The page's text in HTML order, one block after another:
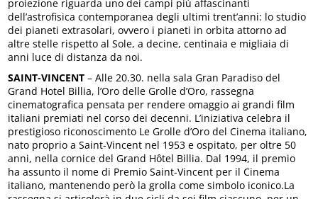
proiezione riguarda uno dei campi più affascinanti
dell’astrofisica contemporanea degli ultimi trent’anni: lo studio
dei pianeti extrasolari, ovvero i pianeti in orbita attorno ad
altre stelle rispetto al Sole, a decine, centinaia e migliaia di
anni luce di distanza da noi.
SAINT-VINCENT – Alle 20.30. nella sala Gran Paradiso del
Grand Hotel Billia, l’Oro delle Grolle d’Oro, rassegna
cinematografica pensata per rendere omaggio ai grandi film
italiani premiati nel corso dei decenni. L’iniziativa celebra il
prestigioso riconoscimento Le Grolle d’Oro del Cinema italiano,
nato proprio a Saint-Vincent nel 1953 e ospitato, per oltre 50
anni, nella cornice del Grand Hôtel Billia. Dal 1994, il premio
ha assunto il nome di Premio Saint-Vincent per il Cinema
italiano, mantenendo però la grolla come simbolo iconico.La